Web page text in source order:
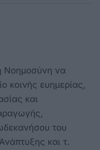
Νοημοσύνη να
κοινής ευημερίας,
και
του
και τ.